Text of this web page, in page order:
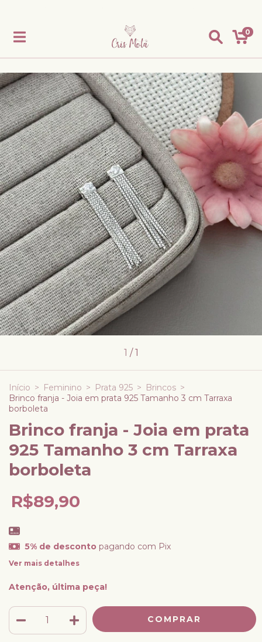
0
1 /1
Início > Feminino > Prata 925 > Brincos >
Brinco franja - Joia em prata 925 Tamanho 3 cm Tarraxa
borboleta
Brinco franja - Joia em prata
925 Tamanho 3 cm Tarraxa
borboleta
R$89,90
5% de desconto pagando com Pix
Ver mais detalhes
Atenção, última peça!